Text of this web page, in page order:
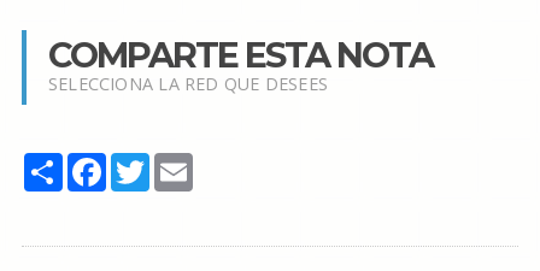
COMPARTE ESTA NOTA
SELECCIONA LA RED QUE DESEES
Share Facebook
TwitterEmail